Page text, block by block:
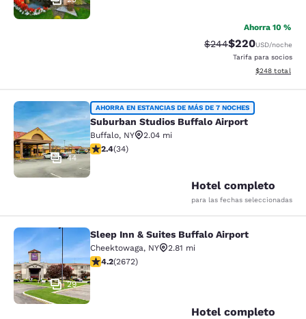
Ahorra 10 %
Precio tachado:
$244Precio con
$220USD/noche
Tarifa para socios
Ver detalles
$248 total
Suburban Studios Buffalo Airport
44
AHORRA EN ESTANCIAS DE MÁS DE 7 NOCHES
Suburban Studios Buffalo Airport
Buffalo, NY
2.04 mi
calificación de 2.35 estrellas. Feria. 34 reseñas
2.4(34)
Hotel completo
para las fechas seleccionadas
Sleep Inn & Suites Buffalo Airport
29
Sleep Inn & Suites Buffalo Airport
Cheektowaga, NY
2.81 mi
calificación de 4.19 estrellas. Muy bueno. 2672
4.2(2672)
Hotel completo